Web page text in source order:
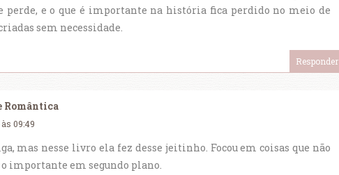
perde, e o que é importante na história fica perdido no meio de
sem necessidade.
Responder
Romântica
09:49
mas nesse livro ela fez desse jeitinho. Focou em coisas que não
importante em segundo plano.